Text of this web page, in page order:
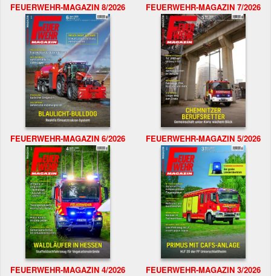
FEUERWEHR-MAGAZIN 8/2026 FEUERWEHR-MAGAZIN 7/2026
FEUERWEHR-MAGAZIN 6/2026 FEUERWEHR-MAGAZIN 5/2026
FEUERWEHR-MAGAZIN 4/2026 FEUERWEHR-MAGAZIN 3/2026